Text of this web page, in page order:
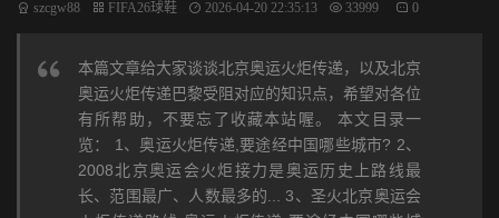
szcgw88 FIFA26球鞋 2026-04-20 22:35:13 33999 0
本篇文章给大家谈谈北京奥运火炬传递，以及北京
奥运火炬传递巴黎受阻对应的知识点，希望对各位
有所帮助，不要忘了收藏本站喔。 本文目录一
览： 1、奥运火炬传递,要途经中国哪些城市? 2、
2008北京奥运会火炬接力是奥运历史上路线最
长、范围最广、人数最多的... 3、圣火北京奥运会